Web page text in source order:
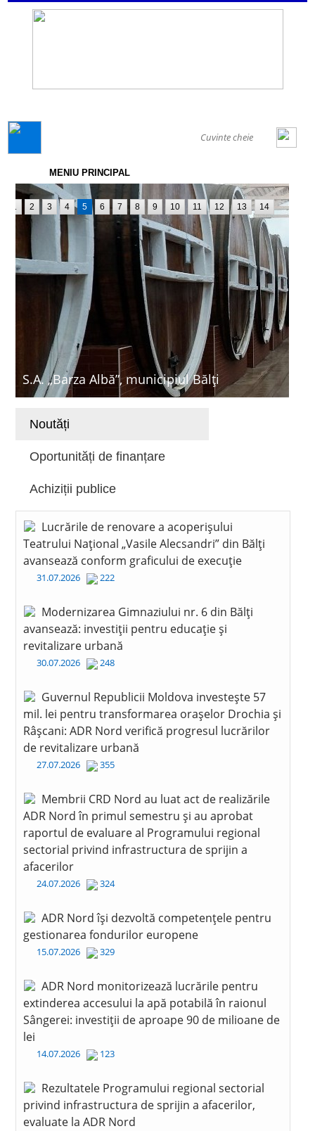
MENIU PRINCIPAL
S.A. „Barza Albă”, municipiul Bălți
1 2 3 4 5 6 7 8 9 10 11 12 13 14
Noutăți
Oportunități de finanțare
Achiziții publice
Lucrările de renovare a acoperișului
Teatrului Național „Vasile Alecsandri” din Bălți
avansează conform graficului de execuție
31.07.2026 222
Modernizarea Gimnaziului nr. 6 din Bălți
avansează: investiții pentru educație și
revitalizare urbană
30.07.2026 248
Guvernul Republicii Moldova investește 57
mil. lei pentru transformarea orașelor Drochia și
Râșcani: ADR Nord verifică progresul lucrărilor
de revitalizare urbană
27.07.2026 355
Membrii CRD Nord au luat act de realizările
ADR Nord în primul semestru și au aprobat
raportul de evaluare al Programului regional
sectorial privind infrastructura de sprijin a
afacerilor
24.07.2026 324
ADR Nord își dezvoltă competențele pentru
gestionarea fondurilor europene
15.07.2026 329
ADR Nord monitorizează lucrările pentru
extinderea accesului la apă potabilă în raionul
Sângerei: investiții de aproape 90 de milioane de
lei
14.07.2026 123
Rezultatele Programului regional sectorial
privind infrastructura de sprijin a afacerilor,
evaluate la ADR Nord